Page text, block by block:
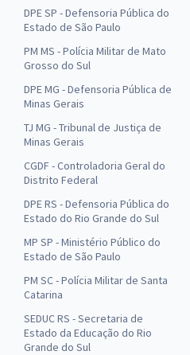
DPE SP - Defensoria Pública do
Estado de São Paulo
PM MS - Polícia Militar de Mato
Grosso do Sul
DPE MG - Defensoria Pública de
Minas Gerais
TJ MG - Tribunal de Justiça de
Minas Gerais
CGDF - Controladoria Geral do
Distrito Federal
DPE RS - Defensoria Pública do
Estado do Rio Grande do Sul
MP SP - Ministério Público do
Estado de São Paulo
PM SC - Polícia Militar de Santa
Catarina
SEDUC RS - Secretaria de
Estado da Educação do Rio
Grande do Sul